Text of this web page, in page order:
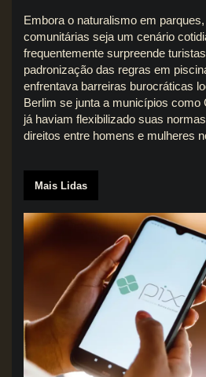
Embora o naturalismo em
comunitárias seja um cenário
frequentemente surpreende
padronização das regras em
enfrentava barreiras burocráticas
Berlim se junta a municípios como
já haviam flexibilizado suas
direitos entre homens e mulheres
Mais Lidas